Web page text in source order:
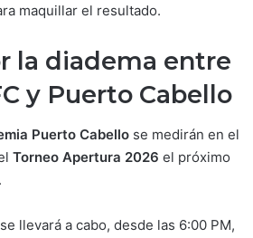
maquillar el resultado.
la diadema entre
y Puerto Cabello
Puerto Cabello se medirán en el
Torneo Apertura 2026 el próximo
.
se llevará a cabo, desde las 6:00 PM,